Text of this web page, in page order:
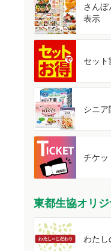
さんぼ
表示
セット
シニア
チケッ
東都生協オリ
わたし